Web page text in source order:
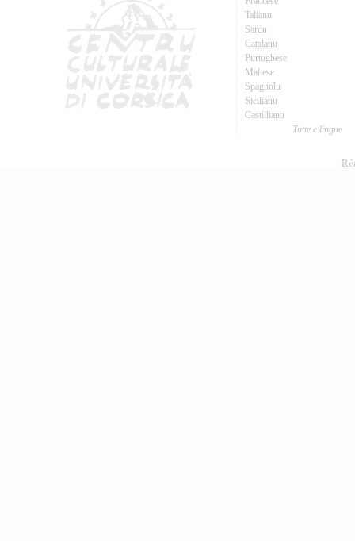
Talianu
Sardu
Catalanu
Purtughese
Maltese
Spagnolu
Sicilianu
Castillianu
Tutte e lingue